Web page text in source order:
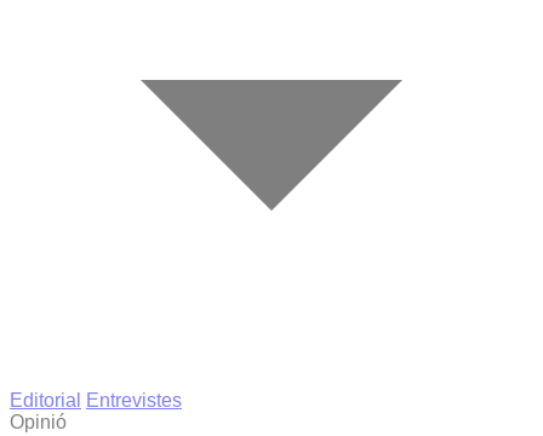
Editorial
Entrevistes
Opinió